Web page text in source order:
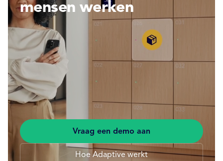
mensen werken
Vraag een demo aan
Hoe Adaptive werkt